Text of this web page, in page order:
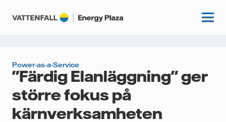
Start
Power-as-a-Service
"Färdig Elanläggning" ger
större fokus på
kärnverksamheten